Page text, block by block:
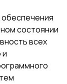
состоянии
всех
и